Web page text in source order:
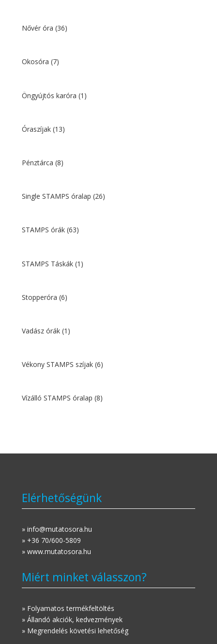
Nővér óra (36)
Okosóra (7)
Öngyújtós karóra (1)
Óraszíjak (13)
Pénztárca (8)
Single STAMPS óralap (26)
STAMPS órák (63)
STAMPS Táskák (1)
Stopperóra (6)
Vadász órák (1)
Vékony STAMPS szíjak (6)
Vízálló STAMPS óralap (8)
Elérhetőségünk
» info@mutatosora.hu
» +36 70/600-5809
» www.mutatosora.hu
Miért minket válasszon?
» Folyamatos termékfeltöltés
» Állandó akciók, kedvezmények
» Megrendelés követési lehetőség